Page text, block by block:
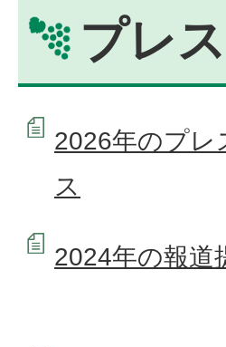
プレ
2026年のプレ
ス
2024年の報道